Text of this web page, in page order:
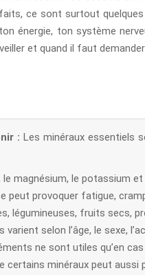
ce sont surtout
énergie, ton système
et quand il faut
: Les minéraux essentiels
le magnésium, le potassium
peut provoquer fatigue,
légumineuses, fruits secs,
varient selon l’âge, le sexe,
ne sont utiles qu’en
certains minéraux peut